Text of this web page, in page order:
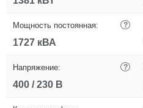
Мощность постоянная: ?
1727 кВА
Напряжение: ?
400 / 230 В